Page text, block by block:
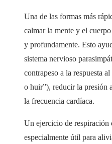
Una de las formas más
calmar la mente y el
y profundamente. Esto
sistema nervioso
contrapeso a la respuesta
o huir”), reducir la presión
la frecuencia cardíaca.
Un ejercicio de respiración
especialmente útil para